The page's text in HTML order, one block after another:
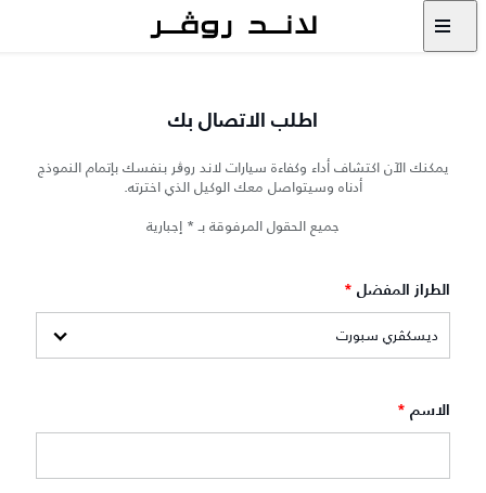
اطلب الاتصال بك
يمكنك الآن اكتشاف أداء وكفاءة سيارات لاند روڨر بنفسك بإتمام النموذج
أدناه وسيتواصل معك الوكيل الذي اخترته.
جميع الحقول المرفوقة بـ * إجبارية
الطراز المفضل *
الاسم *